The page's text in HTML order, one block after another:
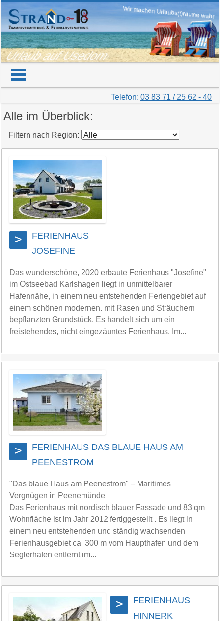
Wir machen Urlaubs(t)räume wahr
Urlaub auf Usedom
Telefon: 03 83 71 / 25 62 - 40
Alle im Überblick:
Filtern nach Region:
>
FERIENHAUS
JOSEFINE
Das wunderschöne, 2020 erbaute Ferienhaus "Josefine"
im Ostseebad Karlshagen liegt in unmittelbarer
Hafennähe, in einem neu entstehenden Feriengebiet auf
einem schönen modernen, mit Rasen und Sträuchern
bepflanzten Grundstück. Es handelt sich um ein
freistehendes, nicht eingezäuntes Ferienhaus. Im...
>
FERIENHAUS DAS BLAUE HAUS AM
PEENESTROM
"Das blaue Haus am Peenestrom" – Maritimes
Vergnügen in Peenemünde
Das Ferienhaus mit nordisch blauer Fassade und 83 qm
Wohnfläche ist im Jahr 2012 fertiggestellt . Es liegt in
einem neu entstehenden und ständig wachsenden
Ferienhausgebiet ca. 300 m vom Haupthafen und dem
Seglerhafen entfernt im...
>
FERIENHAUS
HINNERK